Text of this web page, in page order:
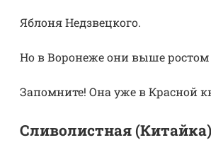
Яблоня Недзвецкого.
Но в Воронеже они выше ростом
Запомните! Она уже в Красной
Сливолистная (Китайка)